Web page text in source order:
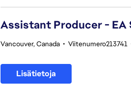
Assistant Producer - EA
Vancouver, Canada • Viitenumero213741
Lisätietoja